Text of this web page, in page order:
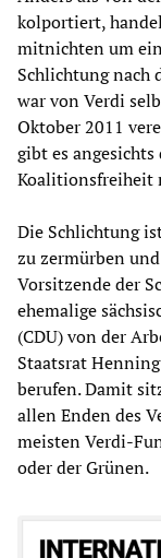
kolportiert,
mitnichten um
Schlichtung nach
war von Verdi
Oktober 2011
gibt es
Koalitionsfreiheit
Die Schlichtung
zu zermürben
Vorsitzende der
ehemalige
(CDU) von der
Staatsrat
berufen. Damit
allen Enden des
meisten Verdi-
oder der Grünen.